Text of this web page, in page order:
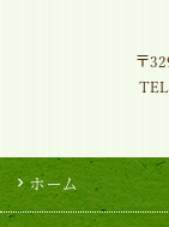
〒
ホーム